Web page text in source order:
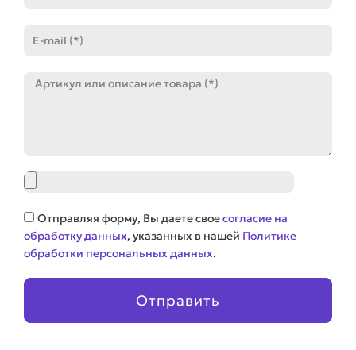
mail
Артикул
Файл
Соглашение
Отправляя форму, Вы даете своесогласие на
обработку данных, указанных в нашей Политике
обработки персональных данных.
Отправить